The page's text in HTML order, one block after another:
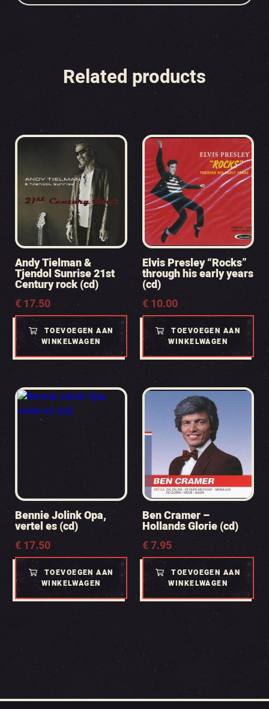
Related products
Andy Tielman &
Tjendol Sunrise 21st
Century rock (cd)
€17.50
TOEVOEGEN AAN
WINKELWAGEN
Elvis Presley “Rocks”
through his early years
(cd)
€10.00
TOEVOEGEN AAN
WINKELWAGEN
Bennie Jolink Opa,
vertel es (cd)
€17.50
TOEVOEGEN AAN
WINKELWAGEN
Ben Cramer –
Hollands Glorie (cd)
€7.95
TOEVOEGEN AAN
WINKELWAGEN